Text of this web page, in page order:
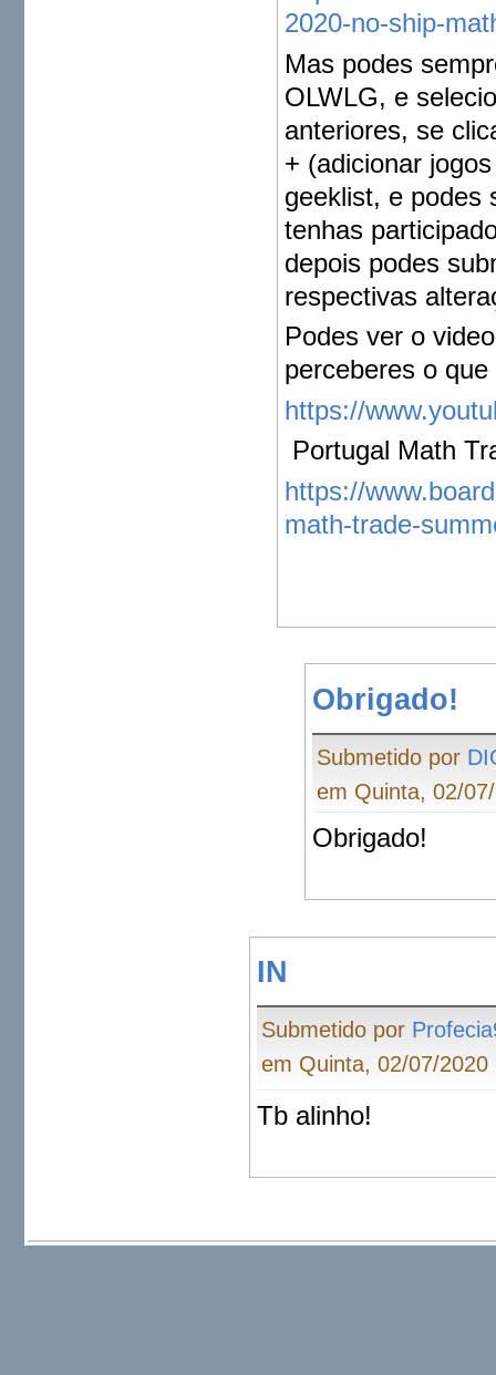
2020-no-ship-
Mas podes
OLWLG, e
anteriores, se
+ (adicionar
geeklist, e podes
tenhas
depois podes
respectivas
Podes ver o
perceberes o que
https://
Portugal Math
https://
math-trade-
Obrigado!
Submetido por
em Quinta, 02/
Obrigado!
IN
Submetido por
em Quinta, 02/07/2020
Tb alinho!